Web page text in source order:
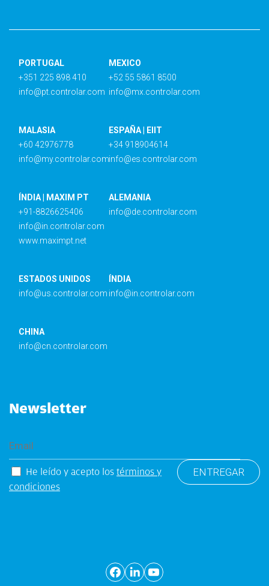
PORTUGAL
+351 225 898 410
info@pt.controlar.com
MEXICO
+52 55 5861 8500
info@mx.controlar.com
MALASIA
+60 42976778
info@my.controlar.com
ESPAÑA | EIIT
+34 918904614
info@es.controlar.com
ÍNDIA | MAXIM PT
+91-8826625406
info@in.controlar.com
www.maximpt.net
ALEMANIA
info@de.controlar.com
ESTADOS UNIDOS
info@us.controlar.com
ÍNDIA
info@in.controlar.com
CHINA
info@cn.controlar.com
Newsletter
He leído y acepto los términos y
condiciones